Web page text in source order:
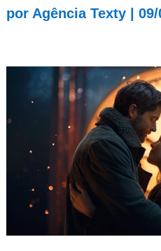
por Agência Texty|